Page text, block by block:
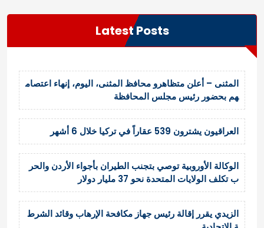
Latest Posts
المثنى – أعلن متظاهرو محافظ المثنى، اليوم، إنهاء اعتصام
هم بحضور رئيس مجلس المحافظة
العراقيون يشترون 539 عقاراً في تركيا خلال 6 أشهر
الوكالة الأوروبية توصي بتجنب الطيران بأجواء الأردن والحر
ب تكلف الولايات المتحدة نحو 37 مليار دولار
الزيدي يقرر إقالة رئيس جهاز مكافحة الإرهاب وقائد الشرط